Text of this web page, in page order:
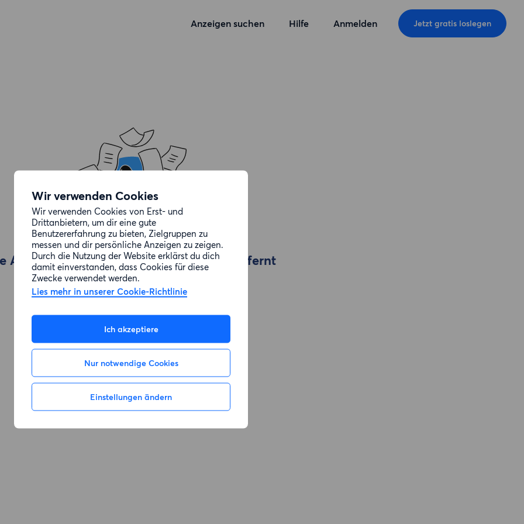
Wir verwenden Cookies
Wir verwenden Cookies von Erst- und
Drittanbietern, um dir eine gute
Benutzererfahrung zu bieten, Zielgruppen zu
messen und dir persönliche Anzeigen zu zeigen.
Durch die Nutzung der Website erklärst du dich
damit einverstanden, dass Cookies für diese
Zwecke verwendet werden.
Lies mehr in unserer Cookie-Richtlinie
Ich akzeptiere
Nur notwendige Cookies
Einstellungen ändern
Anzeigen suchen Hilfe Anmelden Jetzt gratis loslegen
Anzeige, die du gesucht hast, wurde entfernt